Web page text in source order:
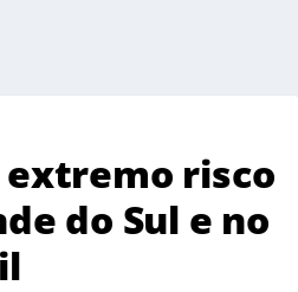
extremo risco
do Sul e no